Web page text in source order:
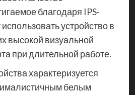
благодаря IPS-
устройство в
высокой визуальной
при длительной работе.
характеризуется
белым